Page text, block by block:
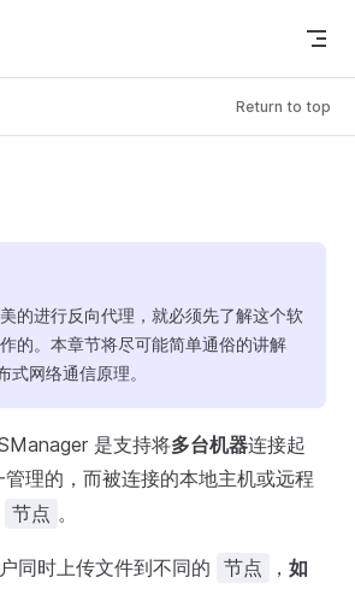
Return to top
的进行反向代理，就必须先了解这个软
的。本章节将尽可能简单通俗的讲解
网络通信原理。
是支持将多台机器连接起
管理的，而被连接的本地主机或远程
节点 。
同时上传文件到不同的 节点 ， 如